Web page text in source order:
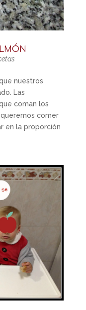
nuestros
Las
coman los
comer
en la proporción